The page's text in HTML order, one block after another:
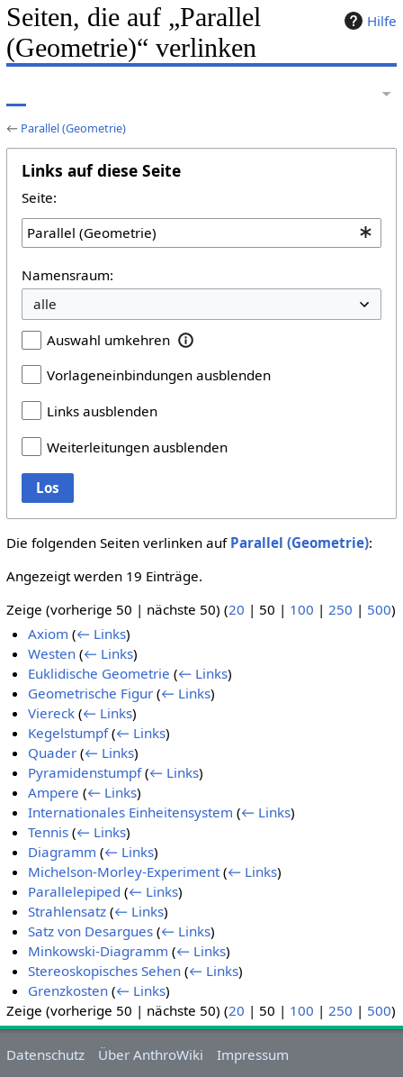
Hilfe
Seiten, die auf „Parallel
(Geometrie)“ verlinken
← Parallel (Geometrie)
Links auf diese Seite
Seite:
Namensraum:
Auswahl umkehren
Vorlageneinbindungen ausblenden
Links ausblenden
Weiterleitungen ausblenden
Los
Die folgenden Seiten verlinken auf Parallel (Geometrie):
Angezeigt werden 19 Einträge.
Zeige (vorherige 50 | nächste 50) (20 | 50 | 100 | 250 | 500)
Axiom (← Links)
Westen (← Links)
Euklidische Geometrie (← Links)
Geometrische Figur (← Links)
Viereck (← Links)
Kegelstumpf (← Links)
Quader (← Links)
Pyramidenstumpf (← Links)
Ampere (← Links)
Internationales Einheitensystem (← Links)
Tennis (← Links)
Diagramm (← Links)
Michelson-Morley-Experiment (← Links)
Parallelepiped (← Links)
Strahlensatz (← Links)
Satz von Desargues (← Links)
Minkowski-Diagramm (← Links)
Stereoskopisches Sehen (← Links)
Grenzkosten (← Links)
Zeige (vorherige 50 | nächste 50) (20 | 50 | 100 | 250 | 500)